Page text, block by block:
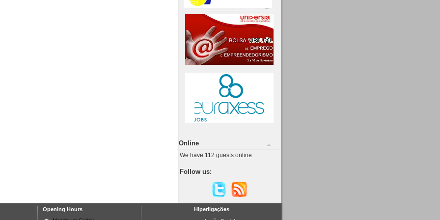
Online
We have 112 guests online
Follow us:
Opening Hours
Hiperligações